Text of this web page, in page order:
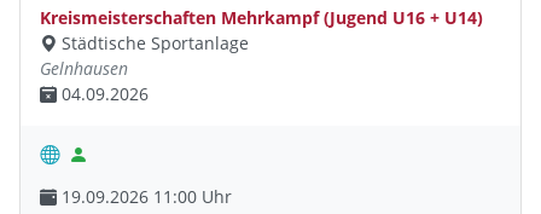
Kreismeisterschaften Mehrkampf (Jugend U16 + U14)
Städtische Sportanlage
Gelnhausen
04.09.2026
19.09.2026 11:00 Uhr